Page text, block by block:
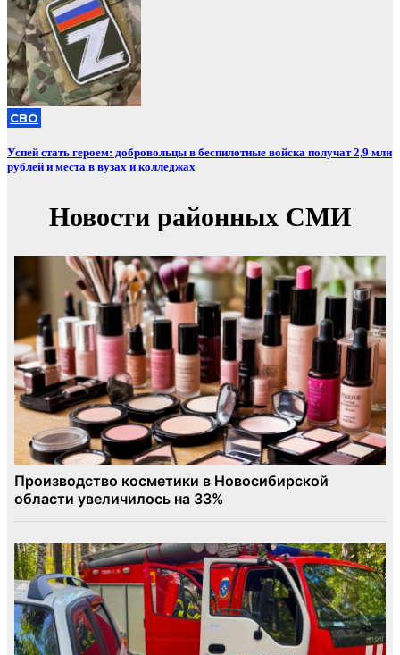
СВО
Успей стать героем: добровольцы в беспилотные войска получат 2,9 млн
рублей и места в вузах и колледжах